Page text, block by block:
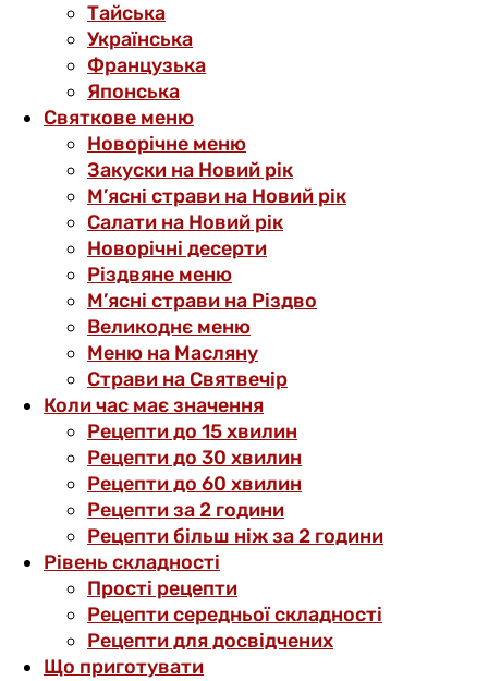
Тайська
Українська
Французька
Японська
Святкове меню
Новорічне меню
Закуски на Новий рік
М’ясні страви на Новий рік
Салати на Новий рік
Новорічні десерти
Різдвяне меню
М’ясні страви на Різдво
Великоднє меню
Меню на Масляну
Страви на Святвечір
Коли час має значення
Рецепти до 15 хвилин
Рецепти до 30 хвилин
Рецепти до 60 хвилин
Рецепти за 2 години
Рецепти більш ніж за 2 години
Рівень складності
Прості рецепти
Рецепти середньої складності
Рецепти для досвідчених
Що приготувати